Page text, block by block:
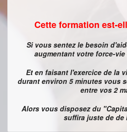
Cette formation est-
Si vous sentez le besoin
augmentant votre force-
Et en faisant l'exercice de la
durant environ 5 minutes vous
entre vos 2
Alors vous disposez du
suffira juste de de